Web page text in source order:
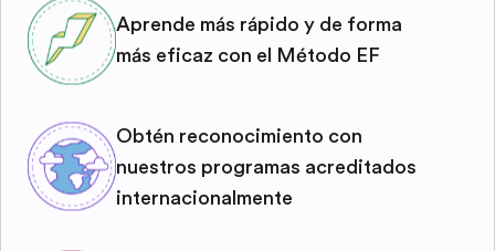
Aprende más rápido y de forma
más eficaz con el Método EF
Obtén reconocimiento con
nuestros programas acreditados
internacionalmente